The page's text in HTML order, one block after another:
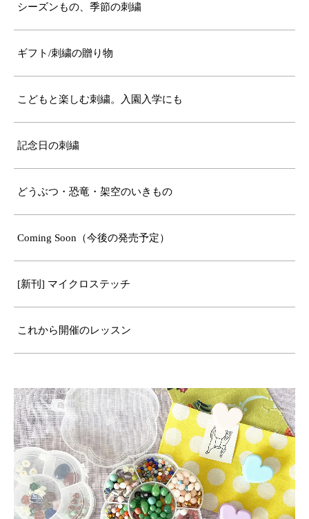
シーズンもの、季節の刺繍
ギフト/刺繍の贈り物
こどもと楽しむ刺繍。入園入学にも
記念日の刺繍
どうぶつ・恐竜・架空のいきもの
Coming Soon（今後の発売予定）
[新刊] マイクロステッチ
これから開催のレッスン